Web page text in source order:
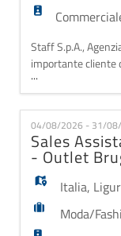
Staff S.p.A.,
importante cliente
inserire in tirocinio
punti vendita di
personale
principali attività di
Distribuzione
...
04/08/2026 - 31/
Sales
- Outlet
Italia,
Moda/